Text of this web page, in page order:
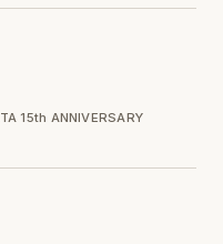
15th ANNIVERSARY